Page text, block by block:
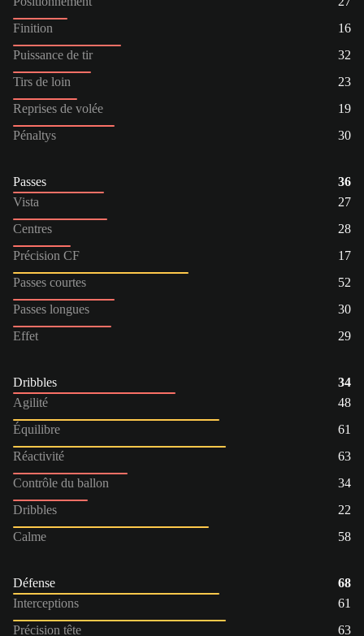
Finition
16
Puissance de tir
32
Tirs de loin
23
Reprises de volée
19
Pénaltys
30
Passes
36
Vista
27
Centres
28
Précision CF
17
Passes courtes
52
Passes longues
30
Effet
29
Dribbles
34
Agilité
48
Équilibre
61
Réactivité
63
Contrôle du ballon
34
Dribbles
22
Calme
58
Défense
68
Interceptions
61
Précision tête
63